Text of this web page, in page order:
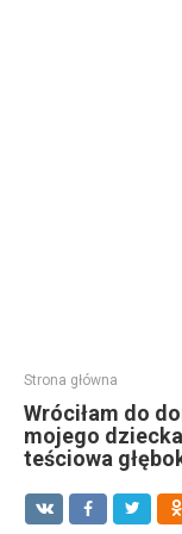
Strona główna
Wróciłam do
mojego
teściowa